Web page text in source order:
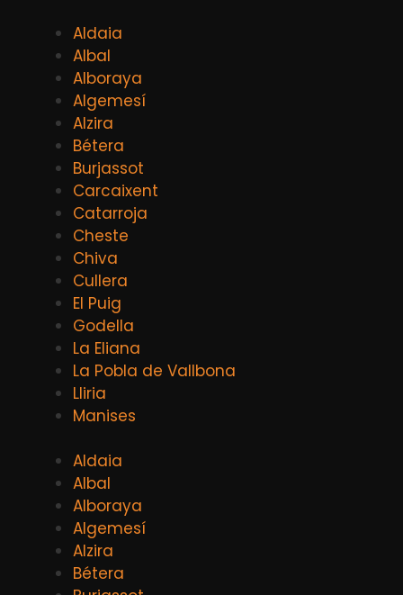
Aldaia
Albal
Alboraya
Algemesí
Alzira
Bétera
Burjassot
Carcaixent
Catarroja
Cheste
Chiva
Cullera
El Puig
Godella
La Eliana
La Pobla de Vallbona
Lliria
Manises
Aldaia
Albal
Alboraya
Algemesí
Alzira
Bétera